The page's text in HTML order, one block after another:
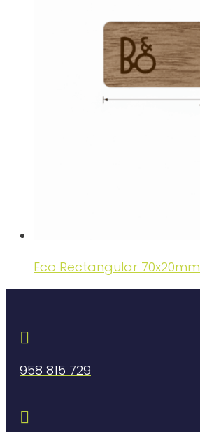
Eco Rectangular 70x20mm

958 815 729
